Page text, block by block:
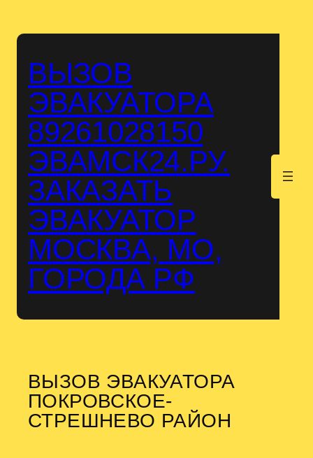
ВЫЗОВ
ЭВАКУАТОРА
89261028150
ЭВАМСК24.РУ.
ЗАКАЗАТЬ
ЭВАКУАТОР
МОСКВА, МО,
ГОРОДА РФ
ВЫЗОВ ЭВАКУАТОРА
ПОКРОВСКОЕ-
СТРЕШНЕВО РАЙОН